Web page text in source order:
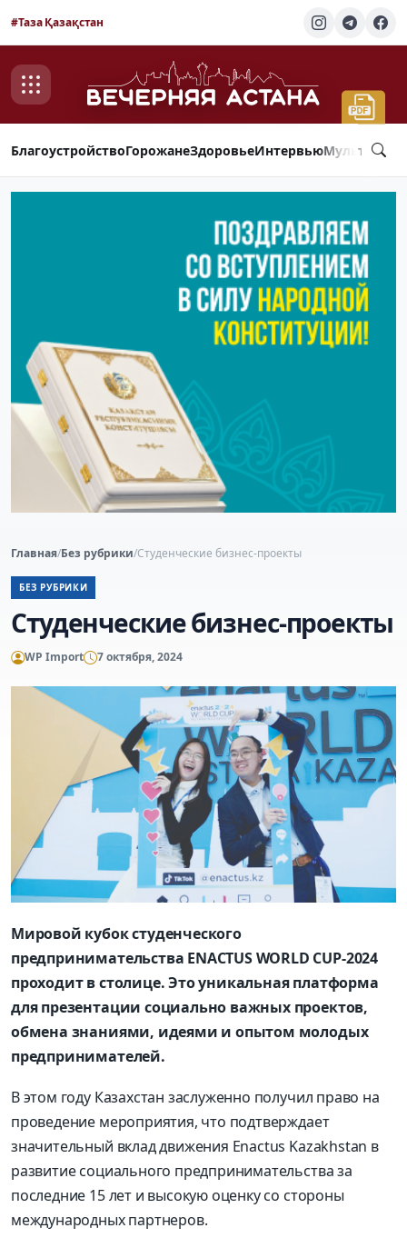
#Таза Қазақстан
БлагоустройствоГорожанеЗдоровьеИнтервью
Главная/Без рубрики/Студенческие бизнес-проекты
БЕЗ РУБРИКИ
Студенческие бизнес-проекты
WP Import 7 октября, 2024
Мировой кубок студенческого
предпринимательства ENACTUS WORLD CUP-2024
проходит в столице. Это уникальная платформа
для презентации социально важных проектов,
обмена знаниями, идеями и опытом молодых
предпринимателей.
В этом году Казахстан заслуженно получил право на
проведение мероприятия, что подтверждает
значительный вклад движения Enactus Kazakhstan в
развитие социального предпринимательства за
последние 15 лет и высокую оценку со стороны
международных партнеров.